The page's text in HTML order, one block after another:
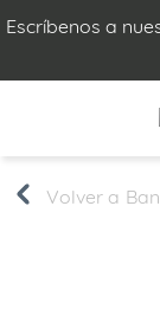
Escríbenos a